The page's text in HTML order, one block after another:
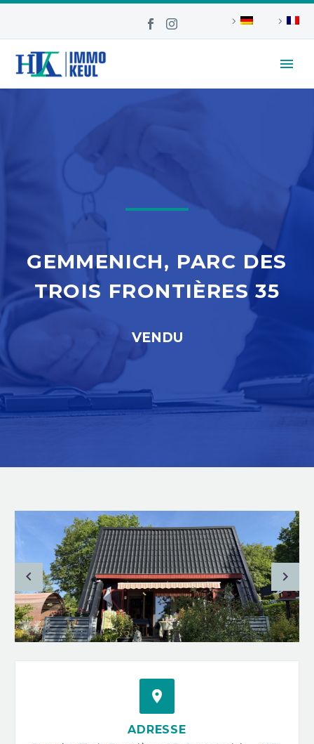
GEMMENICH, PARC DES
TROIS FRONTIÈRES 35
VENDU


ADRESSE